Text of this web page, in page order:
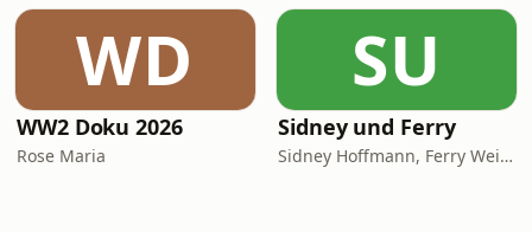
WD
WW2 Doku 2026
Rose Maria
SU
Sidney und Ferry
Sidney Hoffmann, Ferry Weiss